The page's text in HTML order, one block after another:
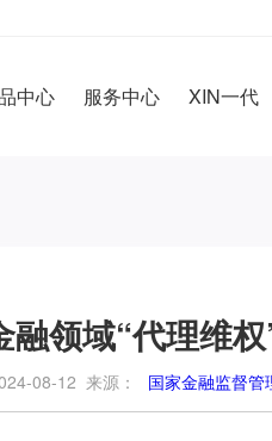
中心 服务中心 XIN一代
融领域“代理维
08-12 来源： 国家金融监督管